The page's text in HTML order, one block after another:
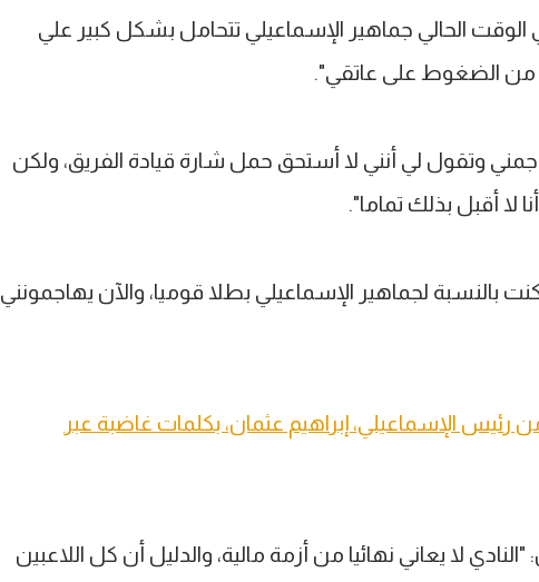
الحالي جماهير الإسماعيلي تتحامل بشكل كبير علي
من الضغوط على عاتقي".
وتقول لي أنني لا أستحق حمل شارة قيادة الفريق، ولكن
لا أقبل بذلك تماما".
بالنسبة لجماهير الإسماعيلي بطلا قوميا، والآن يهاجمونني
رئيس الإسماعيلي، إبراهيم عثمان، بكلمات غاضبة عبر
لا يعاني نهائيا من أزمة مالية، والدليل أن كل اللاعبين